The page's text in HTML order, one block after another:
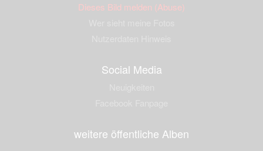
Dieses Bild melden (Abuse)
Social Media
weitere öffentliche Alben